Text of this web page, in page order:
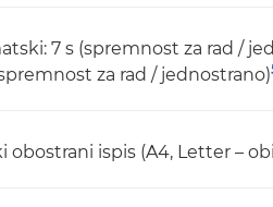
7 s (spremnost za rad /
za rad / jednostrano)
obostrani ispis (A4, Letter –